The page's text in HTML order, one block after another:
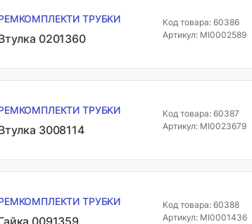
ТРУБКИ
0201360
Код товара: 60386
Артикул: MI0002589
ТРУБКИ
3008114
Код товара: 60387
Артикул: MI0023679
ТРУБКИ
0091359
Код товара: 60388
Артикул: MI0001436